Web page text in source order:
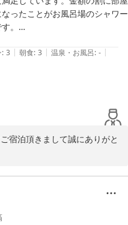
スタッフ一同今後も精進して
ご利用をお願いいたします。
て誠に有難うございました。
ったことがお風呂場のシャワー
。
良くしてくださったのでまた何
。
: 3 | 朝食: 3 | 温泉・お風呂: - |
宿泊頂きまして誠にありがと
きました。
ただけた事何よりの励みとな
るく親身な接客を心掛けお客